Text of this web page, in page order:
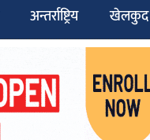
अन्तर्राष्ट्रिय खेलकुद